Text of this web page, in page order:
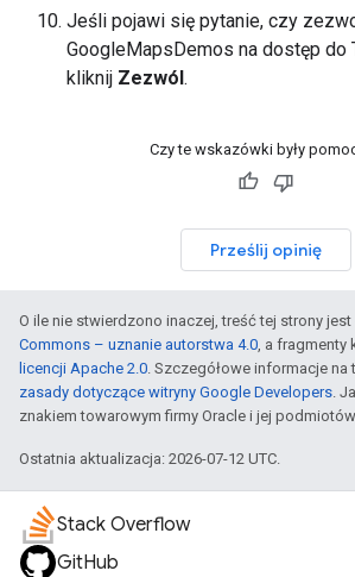
Jeśli pojawi się pytanie, czy
GoogleMapsDemos na dostęp do
kliknij Zezwól .
Czy te wskazówki były
Prześlij opinię
O ile nie stwierdzono inaczej, treść tej strony jest
Commons – uznanie autorstwa 4.0, a fragmenty
licencji Apache 2.0. Szczegółowe informacje na
zasady dotyczące witryny Google Developers.
znakiem towarowym firmy Oracle i jej
Ostatnia aktualizacja: 2026-07-12 UTC.
Stack Overflow
GitHub